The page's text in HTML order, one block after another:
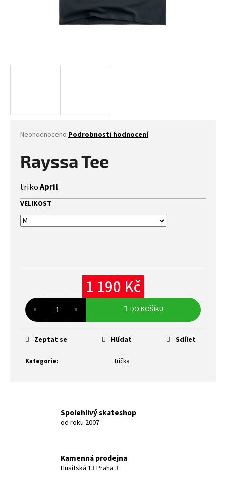
Průměrné
produktu
je
z
5
hvězdiček.
Neohodnoceno Podrobnosti hodnocení
Rayssa Tee
trikoApril
VELIKOST
1 190 Kč
Měrná
cena:
DO KOŠÍKU
Kategorie: Trička
Zeptat se Hlídat Sdílet
Spolehlivý skateshop
od roku 2007
Kamenná prodejna
Husitská 13 Praha 3